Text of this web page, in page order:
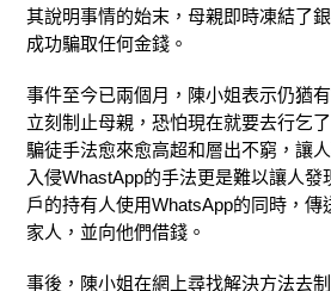
其說明事情的始末，母親即時凍結了
成功騙取任何金錢。
事件至今已兩個月，陳小姐表示仍猶
立刻制止母親，恐怕現在就要去行乞
騙徒手法愈來愈高超和層出不窮，讓
入侵WhastApp的手法更是難以讓人發
戶的持有人使用WhatsApp的同時，傳
家人，並向他們借錢。
事後，陳小姐在網上尋找解決方法去